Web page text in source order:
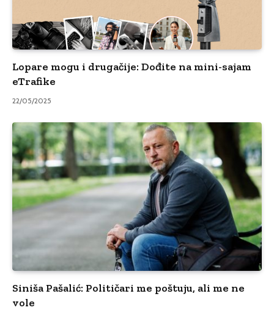
Lopare mogu i drugačije: Dođite na mini-sajam
eTrafike
22/05/2025
Siniša Pašalić: Političari me poštuju, ali me ne
vole